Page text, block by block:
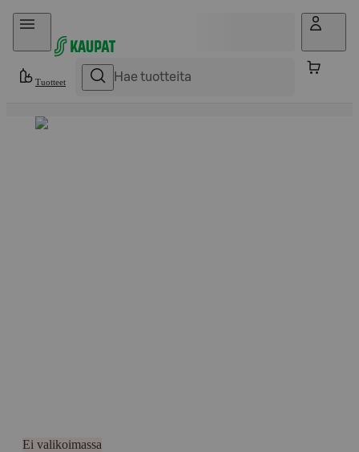
Hyppää sisältöön
Tuotteet
Ei valikoimassa